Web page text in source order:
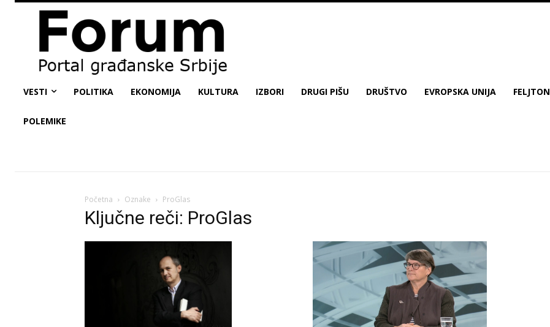
VESTI POLITIKA EKONOMIJA KULTURA IZBORI DRUGI PIŠU DRUŠTVO EVROPSKA UNIJA FELJTON
POLEMIKE
Početna Oznake ProGlas
Ključne reči: ProGlas